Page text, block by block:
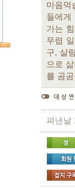
마음먹
들에게
가는
무렵
구, 살
으로
를 곰
펴낸날